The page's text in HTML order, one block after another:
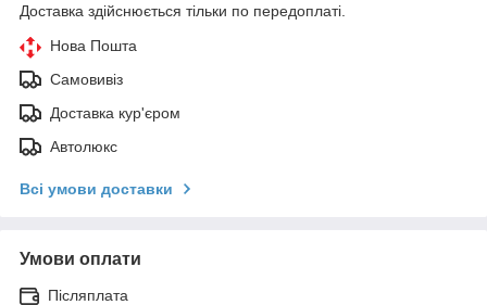
Доставка здійснюється тільки по передоплаті.
Нова Пошта
Самовивіз
Доставка кур'єром
Автолюкс
Всі умови доставки
Умови оплати
Післяплата